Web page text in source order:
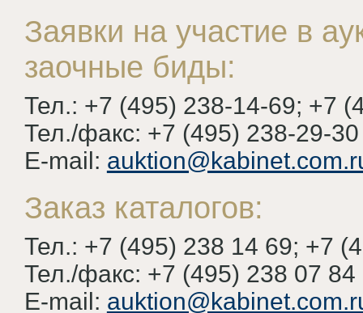
Заявки на участие в
заочные биды:
Тел.: +7 (495) 238-14-69; +7
Тел./факс: +7 (495) 238-29-30
Е-mail:
Заказ каталогов:
Тел.: +7 (495) 238 14 69; +7
Тел./факс: +7 (495) 238 07 84
Е-mail: